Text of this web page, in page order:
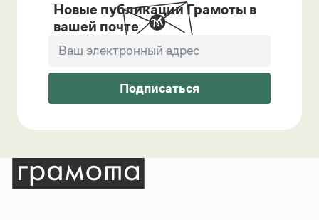
Новые публикации Грамоты в
вашей почте
Подписаться